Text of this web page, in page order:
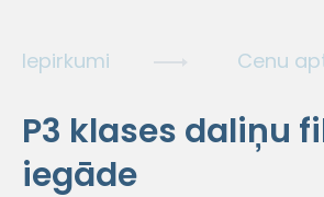
Iepirkumi Cenu
P3 klases daliņu
iegāde